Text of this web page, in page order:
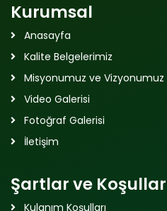
Kurumsal
Anasayfa
Kalite Belgelerimiz
Misyonumuz ve Vizyonumuz
Video Galerisi
Fotoğraf Galerisi
İletişim
Şartlar ve Koşullar
Kulanım Koşulları